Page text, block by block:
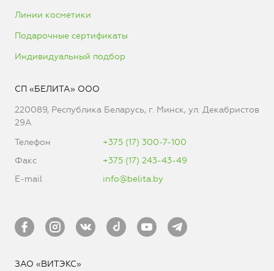
Линии косметики
Подарочные сертификаты
Индивидуальный подбор
СП «БЕЛИТА» ООО
220089, Республика Беларусь, г. Минск, ул. Декабристов
29А
Телефон
+375 (17) 300-7-100
Факс
+375 (17) 243-43-49
E-mail
info@belita.by
ЗАО «ВИТЭКС»